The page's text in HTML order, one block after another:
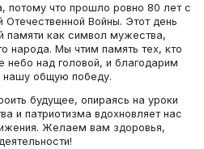
потому что прошло ровно 80 лет с
Войны. Этот день
памяти как символ мужества,
народа. Мы чтим память тех, кто
небо над головой, и благодарим
нашу общую победу.
будущее, опираясь на уроки
и патриотизма вдохновляет нас
Желаем вам здоровья,